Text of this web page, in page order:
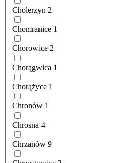
Cholerzyn 2
Chomranice 1
Chorowice 2
Chorągwica 1
Chorążyce 1
Chronów 1
Chrosna 4
Chrzanów 9